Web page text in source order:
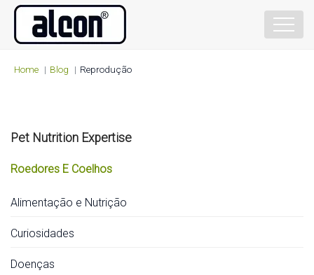
Home Blog Reprodução
Pet Nutrition Expertise
Roedores E Coelhos
Alimentação e Nutrição
Curiosidades
Doenças